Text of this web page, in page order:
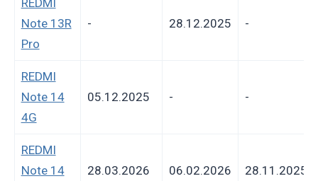
Note 13R
Pro
- 28.12.2025 -
REDMI
Note 14
4G
05.12.2025 - -
REDMI
Note 14
28.03.2026 06.02.2026 28.11.2025